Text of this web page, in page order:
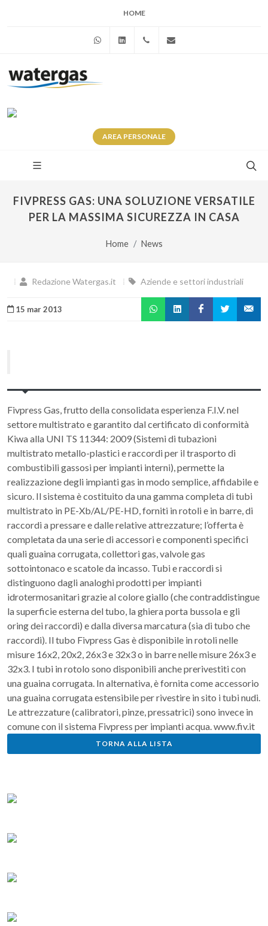
HOME
WhatsAppLinkedin+39 345 281 0246
AREA PERSONALE
FIVPRESS GAS: UNA SOLUZIONE VERSATILE
PER LA MASSIMA SICUREZZA IN CASA
Home News
Redazione Watergas.it Aziende e settori industriali
15 mar 2013
Fivpress Gas, frutto della consolidata esperienza F.I.V. nel
settore multistrato e garantito dal certificato di conformità
Kiwa alla UNI TS 11344: 2009 (Sistemi di tubazioni
multistrato metallo-plastici e raccordi per il trasporto di
combustibili gassosi per impianti interni), permette la
realizzazione degli impianti gas in modo semplice, affidabile e
sicuro. Il sistema è costituito da una gamma completa di tubi
multistrato in PE-Xb/AL/PE-HD, forniti in rotoli e in barre, di
raccordi a pressare e dalle relative attrezzature; l’offerta è
completata da una serie di accessori e componenti specifici
quali guaina corrugata, collettori gas, valvole gas
sottointonaco e scatole da incasso. Tubi e raccordi si
distinguono dagli analoghi prodotti per impianti
idrotermosanitari grazie al colore giallo (che contraddistingue
la superficie esterna del tubo, la ghiera porta bussola e gli
oring dei raccordi) e dalla diversa marcatura (sia di tubo che
raccordi). Il tubo Fivpress Gas è disponibile in rotoli nelle
misure 16x2, 20x2, 26x3 e 32x3 o in barre nelle misure 26x3 e
32x3. I tubi in rotolo sono disponibili anche prerivestiti con
una guaina corrugata. In alternativa, è fornita come accessorio
una guaina corrugata estensibile per rivestire in sito i tubi nudi.
Le attrezzature (calibratori, pinze, pressatrici) sono invece in
comune con il sistema Fivpress per impianti acqua. www.fiv.it
TORNA ALLA LISTA